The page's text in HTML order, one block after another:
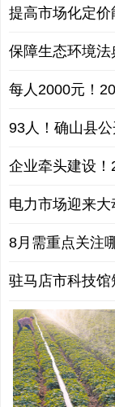
提高市场化定
保障生态环境
每人2000元！
93人！确山县
企业牵头建设
电力市场迎来
8月需重点关注
驻马店市科技